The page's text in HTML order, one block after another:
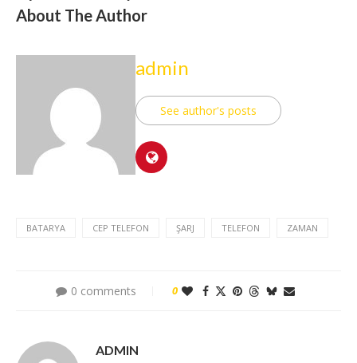
About The Author
admin
See author's posts
BATARYA CEP TELEFON ŞARJ TELEFON ZAMAN
0 comments 0
ADMIN